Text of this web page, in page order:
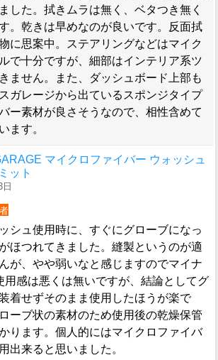
した。拭きムラは無く、ベタつき無く
。乾きは早めなのが良いです。反面拭
に思案中。ステアリングなどはマイク
で十分ですが、細部はインテリア系ツ
ません。また、ダッシュボード上部も
ガレージから出ているスポンジタイプ
ー素材が良さそうなので、相性含めて
ます。
マイクロファイバー ウォッシュ
ット
シュ使用時に、すぐにグローブになっ
ほつれてきました。縫製というのが適
が、やや弱いなと感じますのでマイナ
用感は悪くは無いですが、結論としてグ
着せずそのまま使用したほうが楽で
ーブ状の素材のため使用後の乾燥保管
ります。個人的にはマイクロファイバ
出来ると思いました。